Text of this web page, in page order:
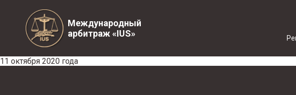
Международный
арбитраж «IUS»
11 октября 2020 года